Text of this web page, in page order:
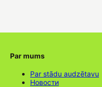
Par mums
Par stādu audzētavu
Новости